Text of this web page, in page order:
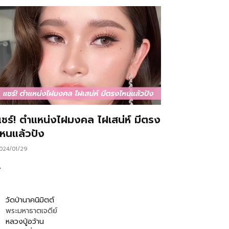
ร์! ตำแหน่งไฝมงคล ไฝเสน่ห์ มีตรง
นแล้วปัง
01/29
วัดป่านาคนิมิตต์
พระมหาธาตเจดีย์
หลวงปู่อว้าน